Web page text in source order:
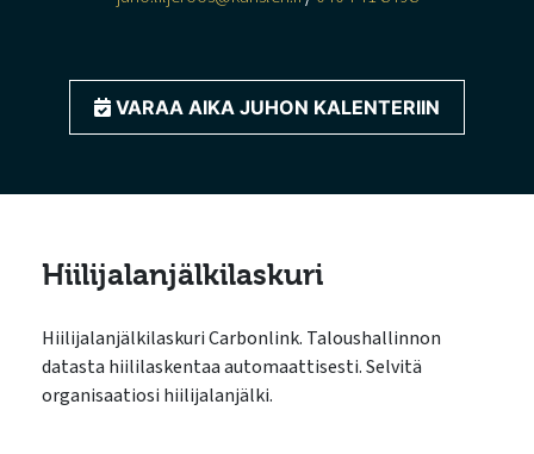
VARAA AIKA JUHON KALENTERIIN
Hiilijalanjälkilaskuri
Hiilijalanjälkilaskuri Carbonlink. Taloushallinnon
datasta hiililaskentaa automaattisesti. Selvitä
organisaatiosi hiilijalanjälki.